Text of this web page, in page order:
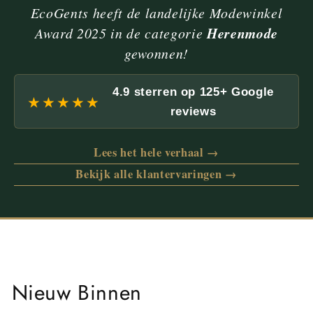
EcoGents heeft de landelijke Modewinkel
Award 2025 in de categorieHerenmode
gewonnen!
★★★★★
4.9 sterren op 125+ Google
reviews
Lees het hele verhaal →
Bekijk alle klantervaringen →
Nieuw Binnen